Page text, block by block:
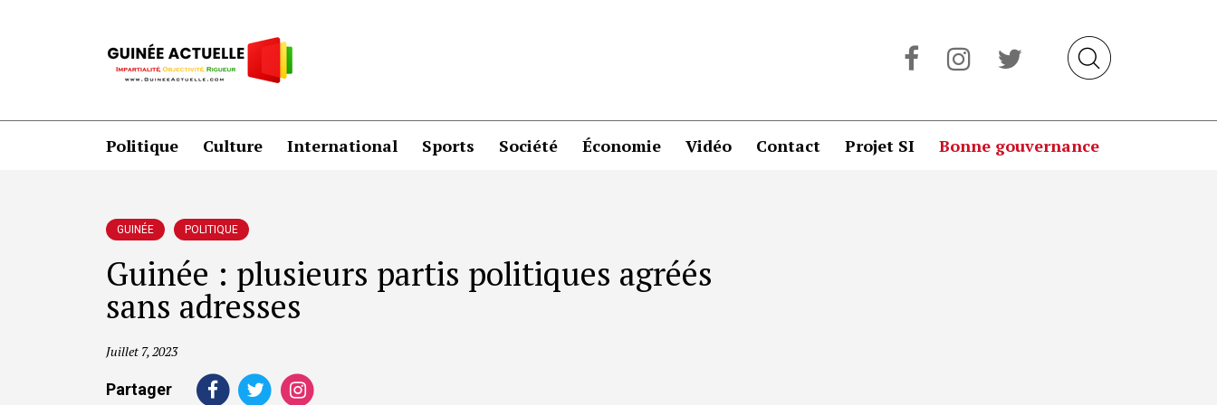
Politique Culture International Sports Société Économie Vidéo Contact Projet SI Bonne gouvernance
GUINÉE POLITIQUE
Guinée : plusieurs partis politiques agréés
sans adresses
Juillet 7, 2023
Partager